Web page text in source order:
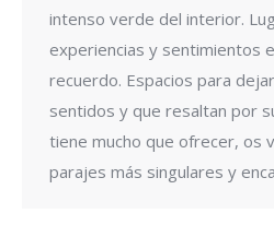
intenso verde del interior.
experiencias y sentimientos
recuerdo. Espacios para
sentidos y que resaltan por
tiene mucho que ofrecer, os
parajes más singulares y